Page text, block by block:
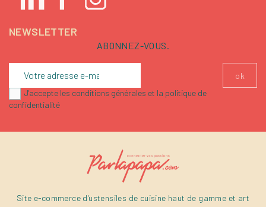
NEWSLETTER
ABONNEZ-VOUS.
J'accepte les conditions générales et la politique de
confidentialité
Site e-commerce d'ustensiles de cuisine haut de gamme et art